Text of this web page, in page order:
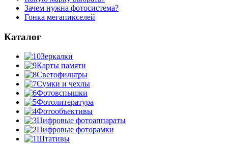
Зачем нужна фотосистема?
Гонка мегапикселей
Каталог
Зеркалки
Карты памяти
Светофильтры
Сумки и чехлы
Фотовспышки
Фотолитература
Фотообъективы
Цифровые фотоаппараты
Цифровые фоторамки
Штативы